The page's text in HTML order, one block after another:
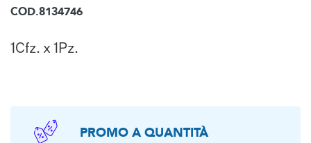
COD.8134746
1Cfz. x 1Pz.
PROMO A QUANTITÀ